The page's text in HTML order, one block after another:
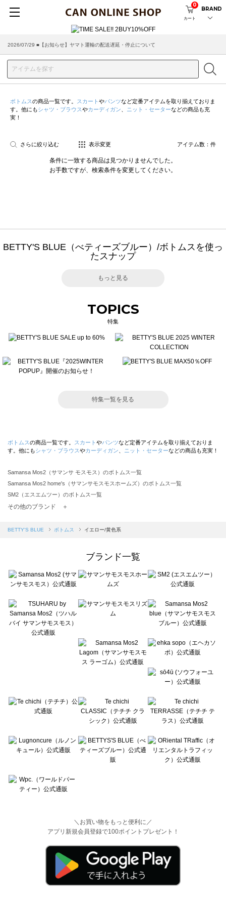
カート
0
BRAND
2026/07/29 ■【お知らせ】ヤマト運輸の配送遅延・停止について
ボトムスの商品一覧です。 スカート やパンツなど定番アイテムを取り揃えておりま
す。他にもシャツ・ブラウスやカーディガン ニット・セーターなどの商品も充
実！
さらに絞り込む 表示変更 アイテム数： 件
条件に一致する商品は見つかりませんでした。
お手数ですが、検索条件を変更してください。
BETTY'S BLUE（べティーズブルー）/ボトムスを使っ
たスナップ
もっと見る
TOPICS
特集
特集一覧を見る
ボトムスの商品一覧です。 スカート やパンツなど定番アイテムを取り揃えておりま
す。他にもシャツ・ブラウスやカーディガン ニット・セーターなどの商品も充実！
Samansa Mos2（サマンサ モスモス）のボトムス一覧
Samansa Mos2 home's（サマンサモスモスホームズ）のボトムス一覧
SM2（エスエムツー）のボトムス一覧
TSUHARU by Samansa Mos2（ツハルバイサマンサモスモス）のボトムス一覧
Samansa Mos2 blue（サマンサモスモス ブルー）のボトムス一覧
sō4ū（ソウフォーユー）のボトムス一覧
Te chichi（テチチ）のボトムス一覧
Te chichi CLASSIC（テチチ クラシック）のボトムス一覧
Lugnoncure（ルノンキュール）のボトムス一覧
BETTY'S BLUE（べティーズブルー）のボトムス一覧
Wpc.（ワールドパーティー）のボトムス一覧
その他のブランド ＋
BETTY'S BLUE ボトムス イエロー/黄色系
ブランド一覧
＼お買い物をもっと便利に／
アプリ新規会員登録で100ポイントプレゼント！